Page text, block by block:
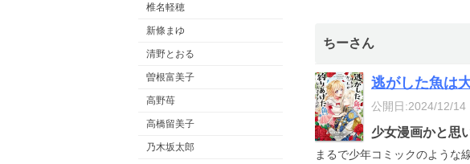
椎名軽穂
新條まゆ
清野とおる
曽根富美子
高野苺
高橋留美子
乃木坂太郎
ちーさん
逃がした魚は
公開日:2024/12/14
少女漫画かと思
まるで少年コミックのような